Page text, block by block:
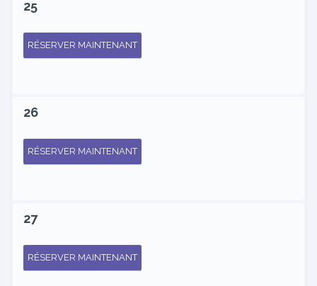
25
RÉSERVER MAINTENANT
26
RÉSERVER MAINTENANT
27
RÉSERVER MAINTENANT